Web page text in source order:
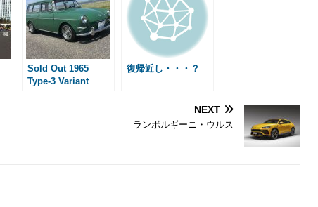
r
e
t
g
e
Sold Out 1965
Type-3 Variant
復帰近し・・・？
NEXT
ランボルギーニ・ウルス